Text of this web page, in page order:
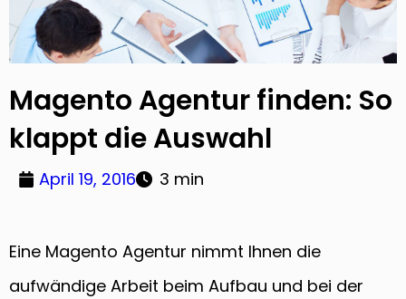
Magento Agentur finden: So
klappt die Auswahl
April 19, 2016 3 min
Eine Magento Agentur nimmt Ihnen die
aufwändige Arbeit beim Aufbau und bei der